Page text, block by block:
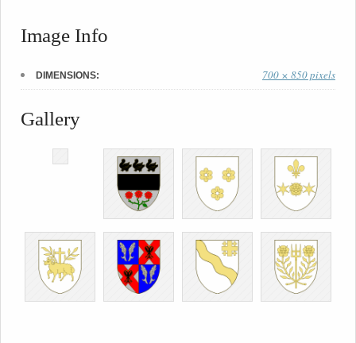
Image Info
DIMENSIONS: 700 × 850 pixels
Gallery